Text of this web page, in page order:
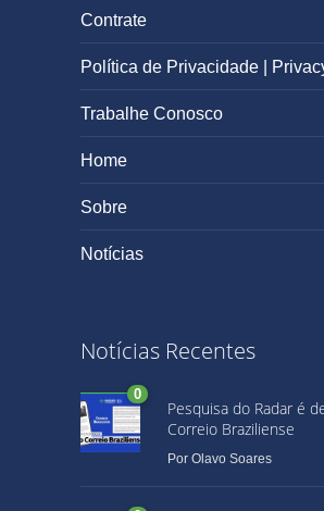
Contrate
Política de Privacidade |
Trabalhe Conosco
Home
Sobre
Notícias
Notícias Recentes
0
Pesquisa do Radar é
Correio Braziliense
Por Olavo Soares